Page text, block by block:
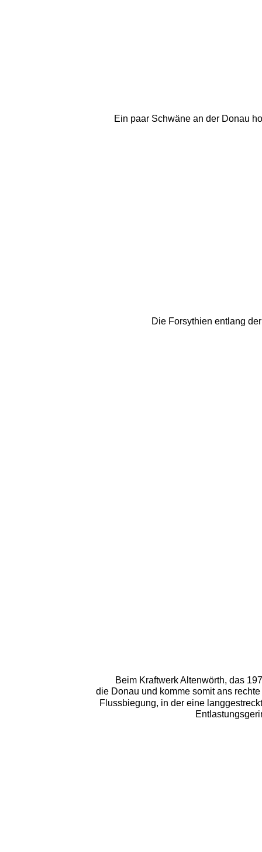
Beim Kraftwerk Altenwörth, das
die Donau und komme somit ans
Flussbiegung, in der eine
Ein paar Schwäne an der Donau
Die Forsythien entlang